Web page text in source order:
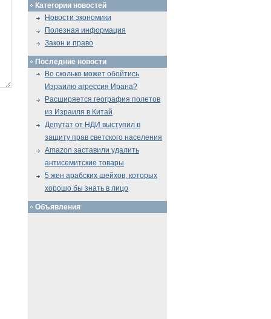
Категории новостей
Новости экономики
Полезная информация
Закон и право
Последние новости
Во сколько может обойтись
Израилю агрессия Ирана?
Расширяется география полетов
из Израиля в Китай
Депутат от НДИ выступил в
защиту прав светского населения
Amazon заставили удалить
антисемитские товары
5 жен арабских шейхов, которых
хорошо бы знать в лицо
Объявления